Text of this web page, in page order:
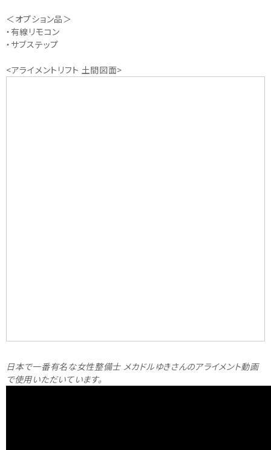
＜オプション品＞
・有線リモコン
・サブステップ
<アライメントリフト 土間図面>
日本で一番有名な女性整備士 メカドルゆきさんのアライメント動画
で使用いただいています。